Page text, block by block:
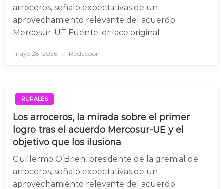
arroceros, señaló expectativas de un
aprovechamiento relevante del acuerdo
Mercosur-UE Fuente: enlace original
Posted
mayo 28, 2026 Redaccion
RURALES
Los arroceros, la mirada sobre el primer
logro tras el acuerdo Mercosur-UE y el
objetivo que los ilusiona
Guillermo O’Brien, presidente de la gremial de
arroceros, señaló expectativas de un
aprovechamiento relevante del acuerdo